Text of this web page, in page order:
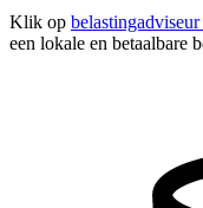
Klik op
een lokale en betaalbare